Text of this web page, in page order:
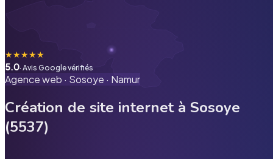
★★★★★
5.0· Avis Google vérifiés
Agence web · Sosoye · Namur
Création de site internet à Sosoye
(5537)